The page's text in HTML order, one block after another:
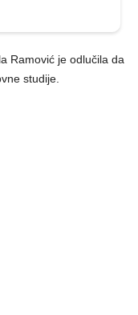
Ramović je odlučila da
studije.